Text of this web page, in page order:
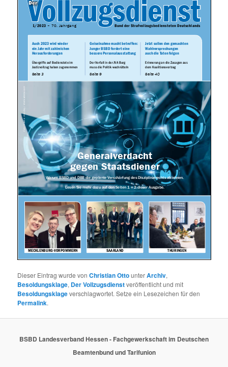
Dieser Eintrag wurde vonChristian OttounterArchiv,
Besoldungsklage, Der Vollzugsdienstveröffentlicht und mit
Besoldungsklageverschlagwortet. Setze ein Lesezeichen für den
Permalink.
BSBD Landesverband Hessen - Fachgewerkschaft im Deutschen
Beamtenbund und Tarifunion